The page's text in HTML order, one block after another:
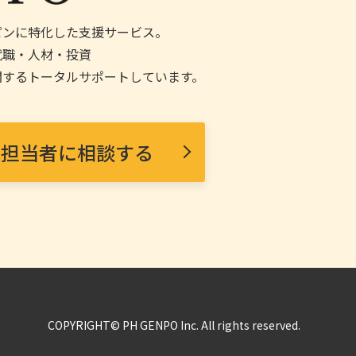
に特化した支援サービス。
・人材・投資
るトータルサポートしています。
担当者に相談する
COPYRIGHT© PH GENPO Inc. All rights reserved.